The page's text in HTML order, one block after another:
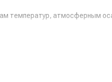
температур, атмосферным
соединениями (8 м).
давления.